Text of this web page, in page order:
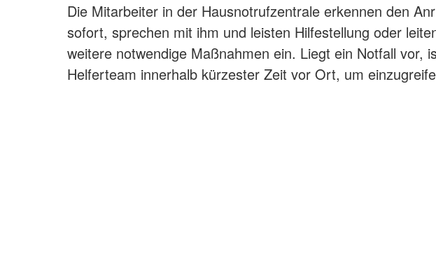
Die Mitarbeiter in der Hausnotrufzentrale erkennen den
sofort, sprechen mit ihm und leisten Hilfestellung oder
weitere notwendige Maßnahmen ein. Liegt ein Notfall vor,
Helferteam innerhalb kürzester Zeit vor Ort, um